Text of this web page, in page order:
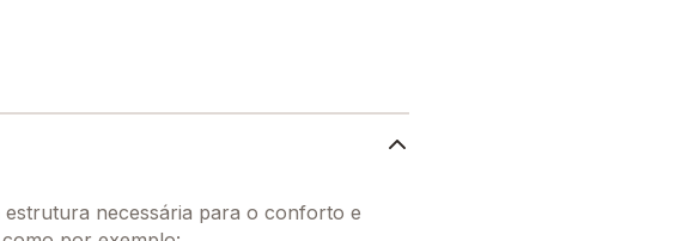
pelos autores Jean Piaget,
moderna e segura, salas
com a faixa etária.
necessária para o conforto e